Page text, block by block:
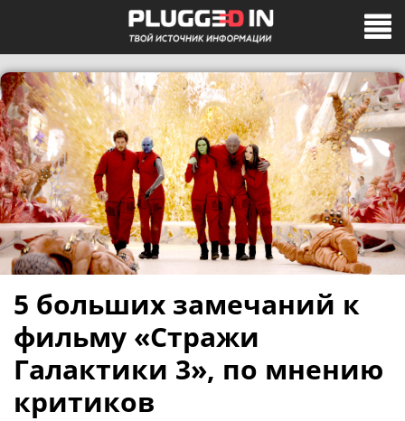
5 больших замечаний к
фильму «Стражи
Галактики 3», по мнению
критиков